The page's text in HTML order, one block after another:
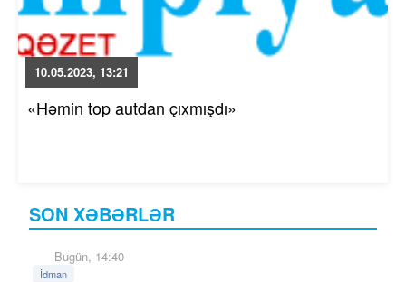
SON XƏBƏRLƏR
Bugün, 14:40
İdman
10.05.2023, 13:21
«Həmin top autdan çıxmışdı»